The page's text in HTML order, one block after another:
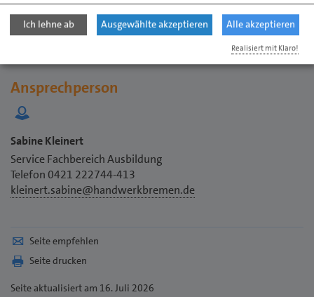
Hinweise
Hinweisblatt Lehrgangsbesuch (308,98 KB)
Ansprechperson
Sabine Kleinert
Service Fachbereich Ausbildung
Telefon 0421 222744-413
kleinert.sabine@handwerkbremen.de
Seite empfehlen
Seite drucken
Seiteaktualisiert am 16. Juli 2026
Ich lehne ab Ausgewählte akzeptieren Alle akzeptieren
Realisiert mit Klaro!